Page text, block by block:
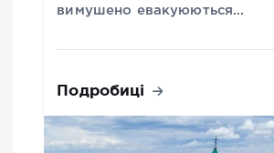
вимушено евакуюються…
Подробиці